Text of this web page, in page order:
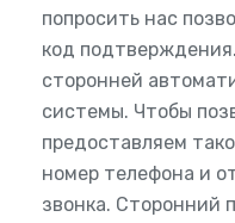
попросить нас
код
сторонней
системы. Чтобы
предоставляем
номер телефона и
звонка. Сторонний